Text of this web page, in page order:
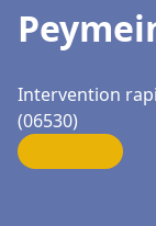
Intervention
(06530)